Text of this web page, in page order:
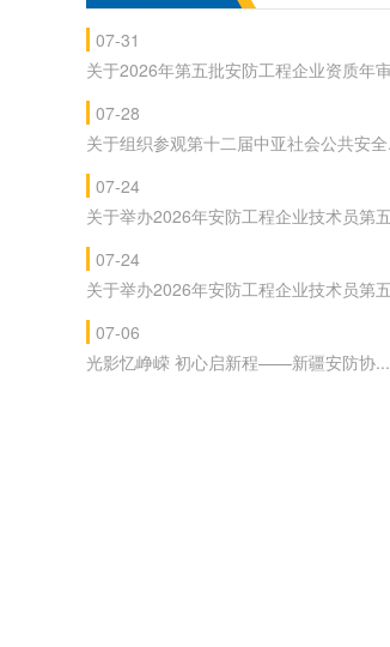
07-31
关于2026年第五批安防工程企业资质年
07-28
关于组织参观第十二届中亚社会公共安
07-24
关于举办2026年安防工程企业技术员第
07-24
关于举办2026年安防工程企业技术员第
07-06
光影忆峥嵘 初心启新程——新疆安防协...